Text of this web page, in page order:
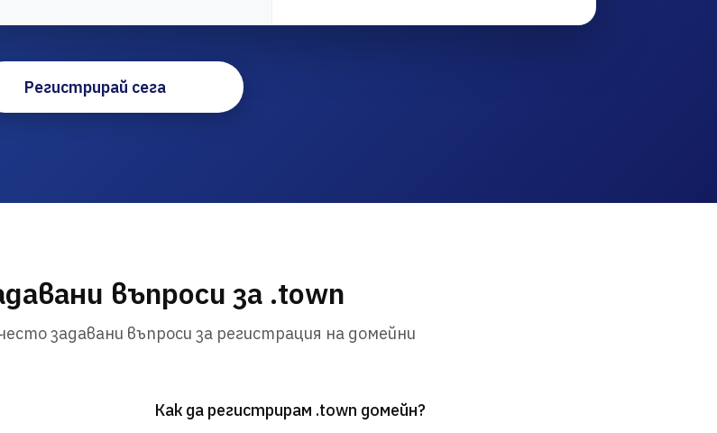
Регистрирай сега
въпроси за .town
задавани въпроси за регистрация на домейни
Как да регистрирам .town домейн?